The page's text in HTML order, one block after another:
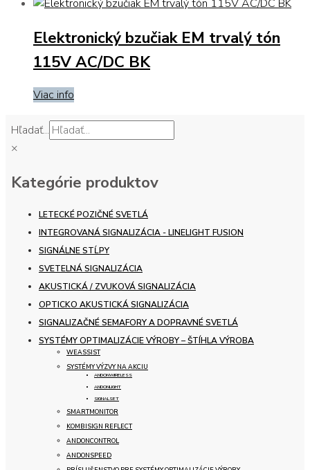
Elektronický bzučiak EM trvalý tón
115V AC/DC BK
Viac info
Hľadať...
×
Kategórie produktov
LETECKÉ POZIČNÉ SVETLÁ
INTEGROVANÁ SIGNALIZÁCIA - LINELIGHT FUSION
SIGNÁLNE STĹPY
SVETELNÁ SIGNALIZÁCIA
AKUSTICKÁ / ZVUKOVÁ SIGNALIZÁCIA
OPTICKO AKUSTICKÁ SIGNALIZÁCIA
SIGNALIZAČNÉ SEMAFORY A DOPRAVNÉ SVETLÁ
SYSTÉMY OPTIMALIZÁCIE VÝROBY – ŠTÍHLA VÝROBA
WEASSIST
SYSTÉMY VÝZVY NA AKCIU
ANDONWIRELESS
ANDONLIGHT
SIGNALSET
SMARTMONITOR
KOMBISIGN REFLECT
ANDONCONTROL
ANDONSPEED